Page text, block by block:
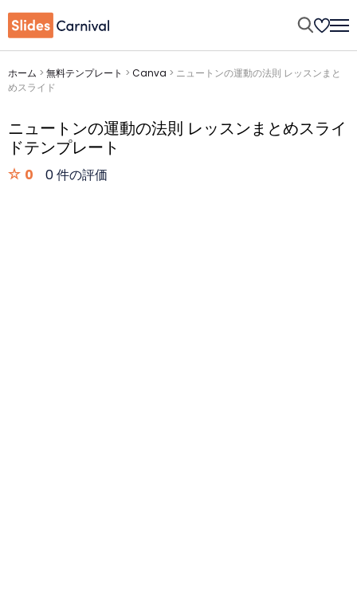
ホーム > 無料テンプレート > Canva > ニュートンの運動の法則 レッスンまと
めスライド
ニュートンの運動の法則 レッスンまとめスライ
ドテンプレート
0 0 件の評価